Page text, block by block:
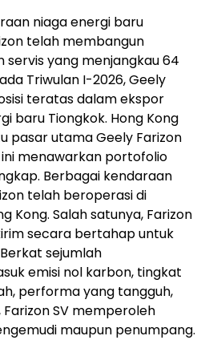
niaga energi baru
telah membangun
servis yang menjangkau 64
Triwulan I-2026, Geely
teratas dalam ekspor
baru Tiongkok. Hong Kong
pasar utama Geely Farizon
menawarkan portofolio
Berbagai kendaraan
telah beroperasi di
Kong. Salah satunya, Farizon
secara bertahap untuk
sejumlah
emisi nol karbon, tingkat
performa yang tangguh,
SV memperoleh
maupun penumpang.